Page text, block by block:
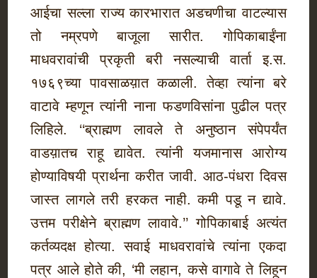
आईचा सल्ला राज्य कारभारात अडचणीचा वाटल्यास
तो नम्रपणे बाजूला सारीत. गोपिकाबाईंना
माधवरावांची प्रकृती बरी नसल्याची वार्ता इ.स.
१७६९च्या पावसाळय़ात कळाली. तेव्हा त्यांना बरे
वाटावे म्हणून त्यांनी नाना फडणविसांना पुढील पत्र
लिहिले. ‘‘ब्राह्मण लावले ते अनुष्ठान संपेपर्यंत
वाडय़ातच राहू द्यावेत. त्यांनी यजमानास आरोग्य
होण्याविषयी प्रार्थना करीत जावी. आठ-पंधरा दिवस
जास्त लागले तरी हरकत नाही. कमी पडू न द्यावे.
उत्तम परीक्षेने ब्राह्मण लावावे.’’ गोपिकाबाई अत्यंत
कर्तव्यदक्ष होत्या. सवाई माधवरावांचे त्यांना एकदा
पत्र आले होते की, ‘मी लहान, कसे वागावे ते लिहून